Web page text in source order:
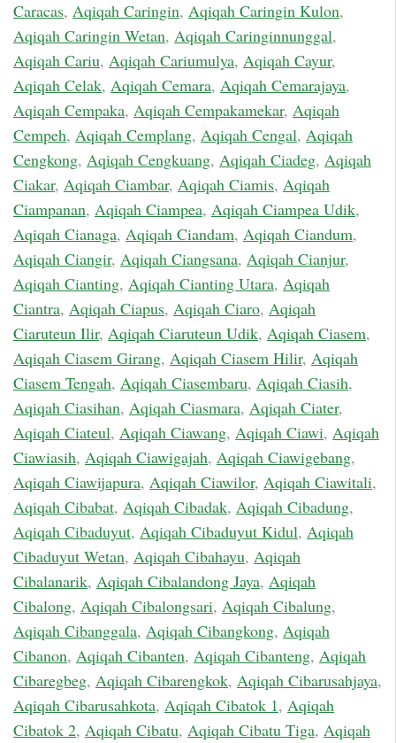
Caracas, Aqiqah Caringin, Aqiqah Caringin Kulon,
Aqiqah Caringin Wetan, Aqiqah Caringinnunggal,
Aqiqah Cariu, Aqiqah Cariumulya, Aqiqah Cayur,
Aqiqah Celak, Aqiqah Cemara, Aqiqah Cemarajaya,
Aqiqah Cempaka, Aqiqah Cempakamekar, Aqiqah
Cempeh, Aqiqah Cemplang, Aqiqah Cengal, Aqiqah
Cengkong, Aqiqah Cengkuang, Aqiqah Ciadeg, Aqiqah
Ciakar, Aqiqah Ciambar, Aqiqah Ciamis, Aqiqah
Ciampanan, Aqiqah Ciampea, Aqiqah Ciampea Udik,
Aqiqah Cianaga, Aqiqah Ciandam, Aqiqah Ciandum,
Aqiqah Ciangir, Aqiqah Ciangsana, Aqiqah Cianjur,
Aqiqah Cianting, Aqiqah Cianting Utara, Aqiqah
Ciantra, Aqiqah Ciapus, Aqiqah Ciaro, Aqiqah
Ciaruteun Ilir, Aqiqah Ciaruteun Udik, Aqiqah Ciasem,
Aqiqah Ciasem Girang, Aqiqah Ciasem Hilir, Aqiqah
Ciasem Tengah, Aqiqah Ciasembaru, Aqiqah Ciasih,
Aqiqah Ciasihan, Aqiqah Ciasmara, Aqiqah Ciater,
Aqiqah Ciateul, Aqiqah Ciawang, Aqiqah Ciawi, Aqiqah
Ciawiasih, Aqiqah Ciawigajah, Aqiqah Ciawigebang,
Aqiqah Ciawijapura, Aqiqah Ciawilor, Aqiqah Ciawitali,
Aqiqah Cibabat, Aqiqah Cibadak, Aqiqah Cibadung,
Aqiqah Cibaduyut, Aqiqah Cibaduyut Kidul, Aqiqah
Cibaduyut Wetan, Aqiqah Cibahayu, Aqiqah
Cibalanarik, Aqiqah Cibalandong Jaya, Aqiqah
Cibalong, Aqiqah Cibalongsari, Aqiqah Cibalung,
Aqiqah Cibanggala, Aqiqah Cibangkong, Aqiqah
Cibanon, Aqiqah Cibanten, Aqiqah Cibanteng, Aqiqah
Cibaregbeg, Aqiqah Cibarengkok, Aqiqah Cibarusahjaya,
Aqiqah Cibarusahkota, Aqiqah Cibatok 1, Aqiqah
Cibatok 2, Aqiqah Cibatu, Aqiqah Cibatu Tiga, Aqiqah